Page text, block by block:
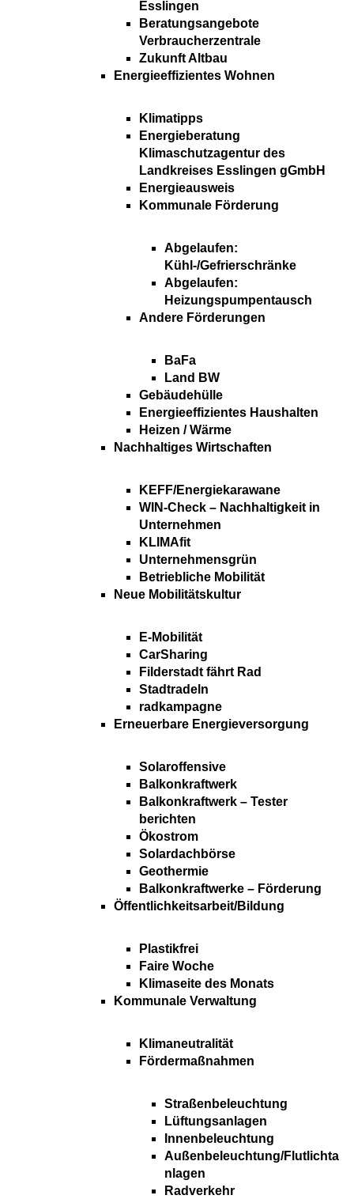
Esslingen
Beratungsangebote
Verbraucherzentrale
Zukunft Altbau
Energieeffizientes Wohnen
Klimatipps
Energieberatung
Klimaschutzagentur des
Landkreises Esslingen gGmbH
Energieausweis
Kommunale Förderung
Abgelaufen:
Kühl-/Gefrierschränke
Abgelaufen:
Heizungspumpentausch
Andere Förderungen
BaFa
Land BW
Gebäudehülle
Energieeffizientes Haushalten
Heizen / Wärme
Nachhaltiges Wirtschaften
KEFF/Energiekarawane
WIN-Check – Nachhaltigkeit in
Unternehmen
KLIMAfit
Unternehmensgrün
Betriebliche Mobilität
Neue Mobilitätskultur
E-Mobilität
CarSharing
Filderstadt fährt Rad
Stadtradeln
radkampagne
Erneuerbare Energieversorgung
Solaroffensive
Balkonkraftwerk
Balkonkraftwerk – Tester
berichten
Ökostrom
Solardachbörse
Geothermie
Balkonkraftwerke – Förderung
Öffentlichkeitsarbeit/Bildung
Plastikfrei
Faire Woche
Klimaseite des Monats
Kommunale Verwaltung
Klimaneutralität
Fördermaßnahmen
Straßenbeleuchtung
Lüftungsanlagen
Innenbeleuchtung
Außenbeleuchtung/Flutlichta
nlagen
Radverkehr